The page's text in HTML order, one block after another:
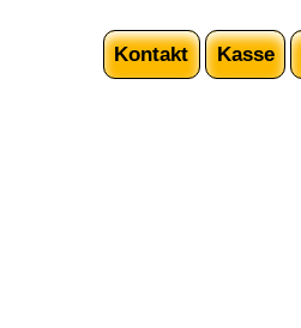
Kontakt Kasse